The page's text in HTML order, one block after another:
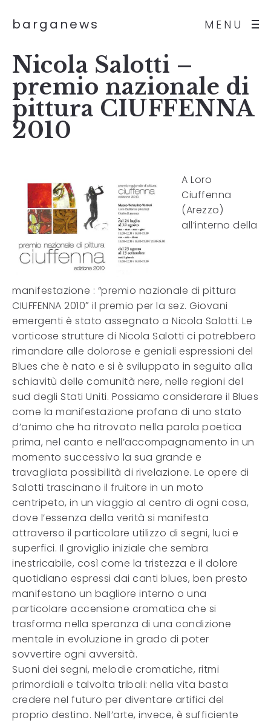
MENU
barganews
Nicola Salotti –
premio nazionale di
pittura CIUFFENNA
2010
A Loro
Ciuffenna
(Arezzo)
all’interno della
manifestazione : “premio nazionale di pittura
CIUFFENNA 2010″ il premio per la sez. Giovani
emergenti è stato assegnato a Nicola Salotti. Le
vorticose strutture di Nicola Salotti ci potrebbero
rimandare alle dolorose e geniali espressioni del
Blues che è nato e si è sviluppato in seguito alla
schiavitù delle comunità nere, nelle regioni del
sud degli Stati Uniti. Possiamo considerare il Blues
come la manifestazione profana di uno stato
d’animo che ha ritrovato nella parola poetica
prima, nel canto e nell’accompagnamento in un
momento successivo la sua grande e
travagliata possibilità di rivelazione. Le opere di
Salotti trascinano il fruitore in un moto
centripeto, in un viaggio al centro di ogni cosa,
dove l’essenza della verità si manifesta
attraverso il particolare utilizzo di segni, luci e
superfici. Il groviglio iniziale che sembra
inestricabile, così come la tristezza e il dolore
quotidiano espressi dai canti blues, ben presto
manifestano un bagliore interno o una
particolare accensione cromatica che si
trasforma nella speranza di una condizione
mentale in evoluzione in grado di poter
sovvertire ogni avversità.
Suoni dei segni, melodie cromatiche, ritmi
primordiali e talvolta tribali: nella vita basta
credere nel futuro per diventare artifici del
proprio destino. Nell’arte, invece, è sufficiente